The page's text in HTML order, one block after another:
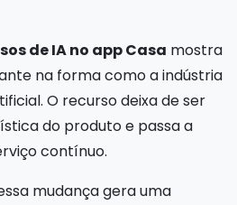
de IA no app Casa mostra
na forma como a indústria
O recurso deixa de ser
do produto e passa a
contínuo.
mudança gera uma